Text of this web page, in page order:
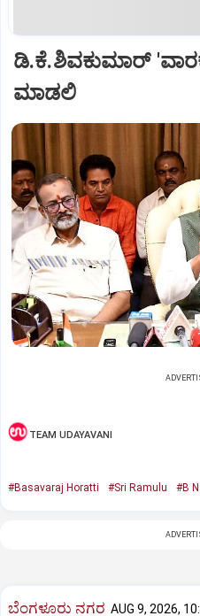
ಡಿ.ಕೆ.ಶಿವಕುಮಾರ್
ಮಾಡಲಿ
TEAM UDAYAVANI
#Basavaraj Horatti #Sri Ramulu #B
ಬೆಂಗಳೂರು ನಗರ AUG 9, 2026,